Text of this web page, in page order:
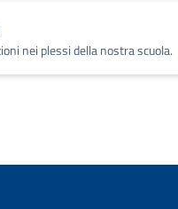
nei plessi della nostra scuola.